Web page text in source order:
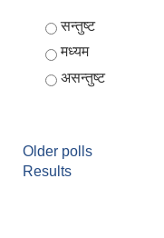
Choices
सन्तुष्ट
मध्यम
असन्तुष्ट
Older polls
Results